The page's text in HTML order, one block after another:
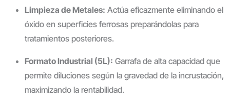
Limpieza de Metales: Actúa eficazmente eliminando el
óxido en superficies ferrosas preparándolas para
tratamientos posteriores.
Formato Industrial (5L): Garrafa de alta capacidad que
permite diluciones según la gravedad de la incrustación,
maximizando la rentabilidad.